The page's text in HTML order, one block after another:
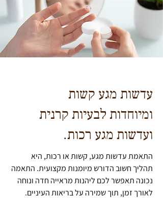
עדשות מגע קשות
ומיוחדות לבעיות קרנית
ועדשות מגע רכות.
התאמת עדשות מגע, קשות או רכות, היא
תהליך חשוב הדורש מיומנות מקצועית. התאמה
נכונה תאפשר לכם ליהנות מראייה חדה ונוחה
לאורך זמן, תוך שמירה על בריאות העיניים.